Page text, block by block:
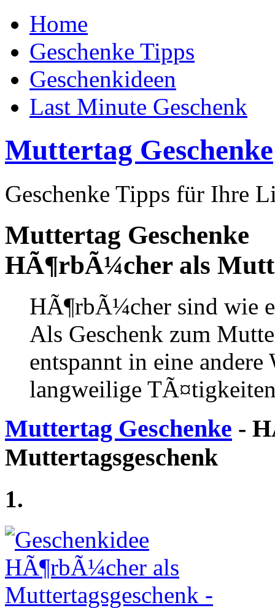
Home
Geschenke Tipps
Geschenkideen
Last Minute Geschenk
Muttertag Geschenke
Geschenke Tipps für Ihre
Muttertag Geschenke
HÃ¶rbÃ¼cher als
HÃ¶rbÃ¼cher sind wie
Als Geschenk zum
entspannt in eine
langweilige
Muttertag Geschenke -
Muttertagsgeschenk
1.